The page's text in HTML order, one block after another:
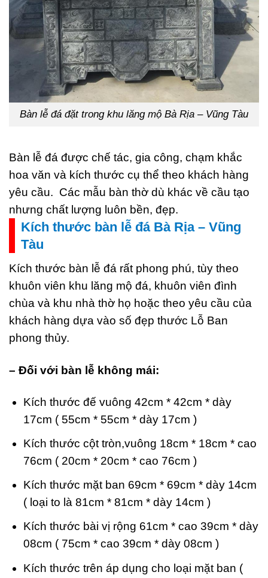
Bàn lễ đá đặt trong khu lăng mộ Bà Rịa – Vũng Tàu
Bàn lễ đá được chế tác, gia công, chạm khắc
hoa văn và kích thước cụ thể theo khách hàng
yêu cầu. Các mẫu bàn thờ dù khác về cầu tạo
nhưng chất lượng luôn bền, đẹp.
Kích thước bàn lễ đá Bà Rịa – Vũng
Tàu
Kích thước bàn lễ đá rất phong phú, tùy theo
khuôn viên khu lăng mộ đá, khuôn viên đình
chùa và khu nhà thờ họ hoặc theo yêu cầu của
khách hàng dựa vào số đẹp thước Lỗ Ban
phong thủy.
– Đối với bàn lễ không mái:
Kích thước đế vuông 42cm * 42cm * dày
17cm ( 55cm * 55cm * dày 17cm )
Kích thước cột tròn,vuông 18cm * 18cm * cao
76cm ( 20cm * 20cm * cao 76cm )
Kích thước mặt ban 69cm * 69cm * dày 14cm
( loại to là 81cm * 81cm * dày 14cm )
Kích thước bài vị rộng 61cm * cao 39cm * dày
08cm ( 75cm * cao 39cm * dày 08cm )
Kích thước trên áp dụng cho loại mặt ban (